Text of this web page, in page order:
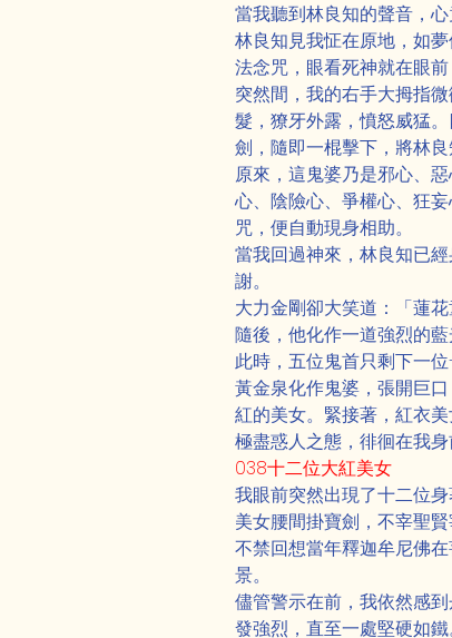
當我聽到林良知的聲音，
林良知見我怔在原地，如
法念咒，眼看死神就在眼前
突然間，我的右手大拇指
髮，獠牙外露，憤怒威猛
劍，隨即一棍擊下，將林
原來，這鬼婆乃是邪心、
心、陰險心、爭權心、狂
咒，便自動現身相助。
當我回過神來，林良知已
謝。
大力金剛卻大笑道：「蓮
隨後，他化作一道強烈的
此時，五位鬼首只剩下一
黃金泉化作鬼婆，張開巨
紅的美女。緊接著，紅衣
極盡惑人之態，徘徊在我
038十二位大紅美女
我眼前突然出現了十二位
美女腰間掛寶劍，不宰聖
不禁回想當年釋迦牟尼佛
景。
儘管警示在前，我依然感
發強烈，直至一處堅硬如鐵